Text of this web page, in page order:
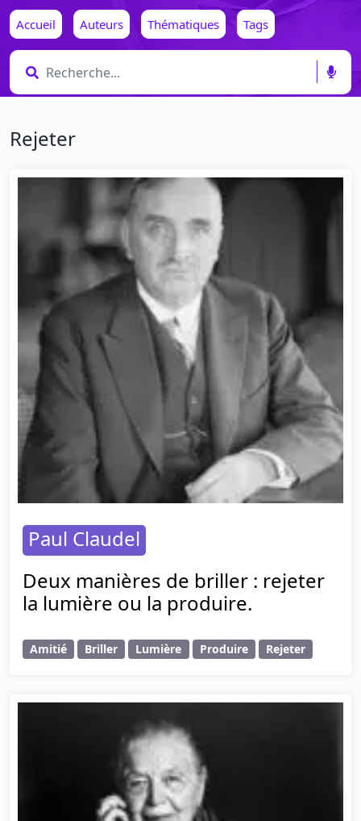
Accueil Auteurs Thématiques Tags
Rejeter
Paul Claudel
Deux manières de briller : rejeter
la lumière ou la produire.
Amitié Briller Lumière Produire Rejeter